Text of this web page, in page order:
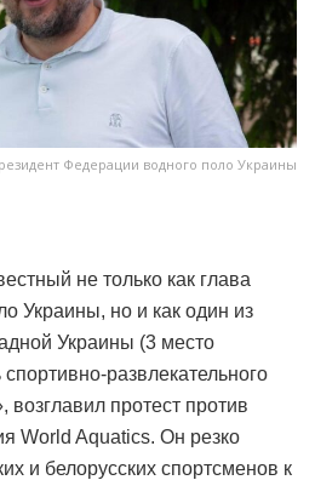
Федерации водного поло Украины
не только как глава
Украины, но и как один из
Украины (3 место
развлекательного
возглавил протест против
World Aquatics. Он резко
и белорусских спортсменов к